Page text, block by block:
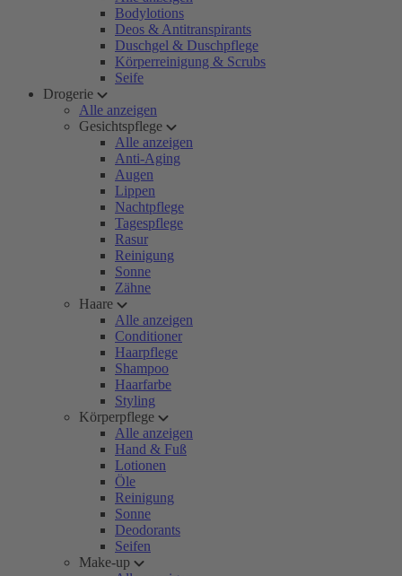
Bodylotions
Deos & Antitranspirants
Duschgel & Duschpflege
Körperreinigung & Scrubs
Seife
Drogerie
Alle anzeigen
Gesichtspflege
Alle anzeigen
Anti-Aging
Augen
Lippen
Nachtpflege
Tagespflege
Rasur
Reinigung
Sonne
Zähne
Haare
Alle anzeigen
Conditioner
Haarpflege
Shampoo
Haarfarbe
Styling
Körperpflege
Alle anzeigen
Hand & Fuß
Lotionen
Öle
Reinigung
Sonne
Deodorants
Seifen
Make-up